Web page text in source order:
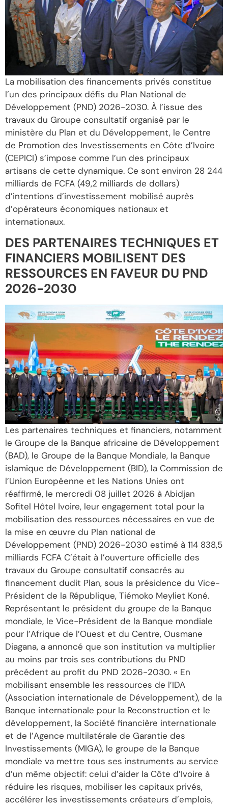
La mobilisation des financements privés constitue
l’un des principaux défis du Plan National de
Développement (PND) 2026-2030. À l’issue des
travaux du Groupe consultatif organisé par le
ministère du Plan et du Développement, le Centre
de Promotion des Investissements en Côte d’Ivoire
(CEPICI) s’impose comme l’un des principaux
artisans de cette dynamique. Ce sont environ 28 244
milliards de FCFA (49,2 milliards de dollars)
d’intentions d’investissement mobilisé auprès
d’opérateurs économiques nationaux et
internationaux.
DES PARTENAIRES TECHNIQUES ET
FINANCIERS MOBILISENT DES
RESSOURCES EN FAVEUR DU PND
2026-2030
Les partenaires techniques et financiers, notamment
le Groupe de la Banque africaine de Développement
(BAD), le Groupe de la Banque Mondiale, la Banque
islamique de Développement (BID), la Commission de
l’Union Européenne et les Nations Unies ont
réaffirmé, le mercredi 08 juillet 2026 à Abidjan
Sofitel Hôtel Ivoire, leur engagement total pour la
mobilisation des ressources nécessaires en vue de
la mise en œuvre du Plan national de
Développement (PND) 2026-2030 estimé à 114 838,5
milliards FCFA C’était à l’ouverture officielle des
travaux du Groupe consultatif consacrés au
financement dudit Plan, sous la présidence du Vice-
Président de la République, Tiémoko Meyliet Koné.
Représentant le président du groupe de la Banque
mondiale, le Vice-Président de la Banque mondiale
pour l’Afrique de l’Ouest et du Centre, Ousmane
Diagana, a annoncé que son institution va multiplier
au moins par trois ses contributions du PND
précédent au profit du PND 2026-2030. « En
mobilisant ensemble les ressources de l’IDA
(Association internationale de Développement), de la
Banque internationale pour la Reconstruction et le
développement, la Société financière internationale
et de l’Agence multilatérale de Garantie des
Investissements (MIGA), le groupe de la Banque
mondiale va mettre tous ses instruments au service
d’un même objectif: celui d’aider la Côte d’Ivoire à
réduire les risques, mobiliser les capitaux privés,
accélérer les investissements créateurs d’emplois,